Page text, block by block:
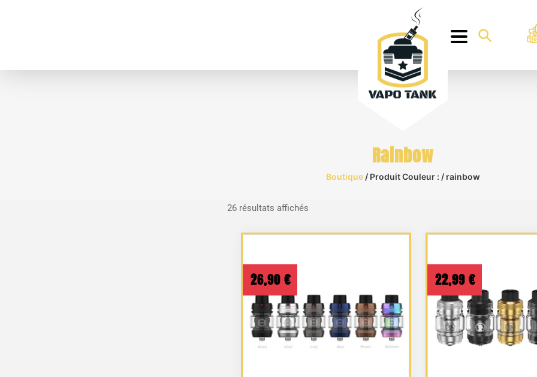
Rainbow
Boutique/ Produit Couleur : / rainbow
26 résultats affichésTrié
ancien
26,90 € 22,99 €